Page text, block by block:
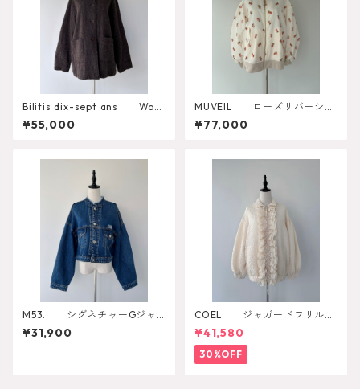
Bilitis dix-sept ans Wool
JK Coat
¥55,000
MUVEIL ローズリバーシブ
ルブルゾン MA262FJK00
1
¥77,000
M53. シグネチャーGジャ
ン
¥31,900
COEL ジャガードフリルブ
ルゾン
¥41,580
30%OFF